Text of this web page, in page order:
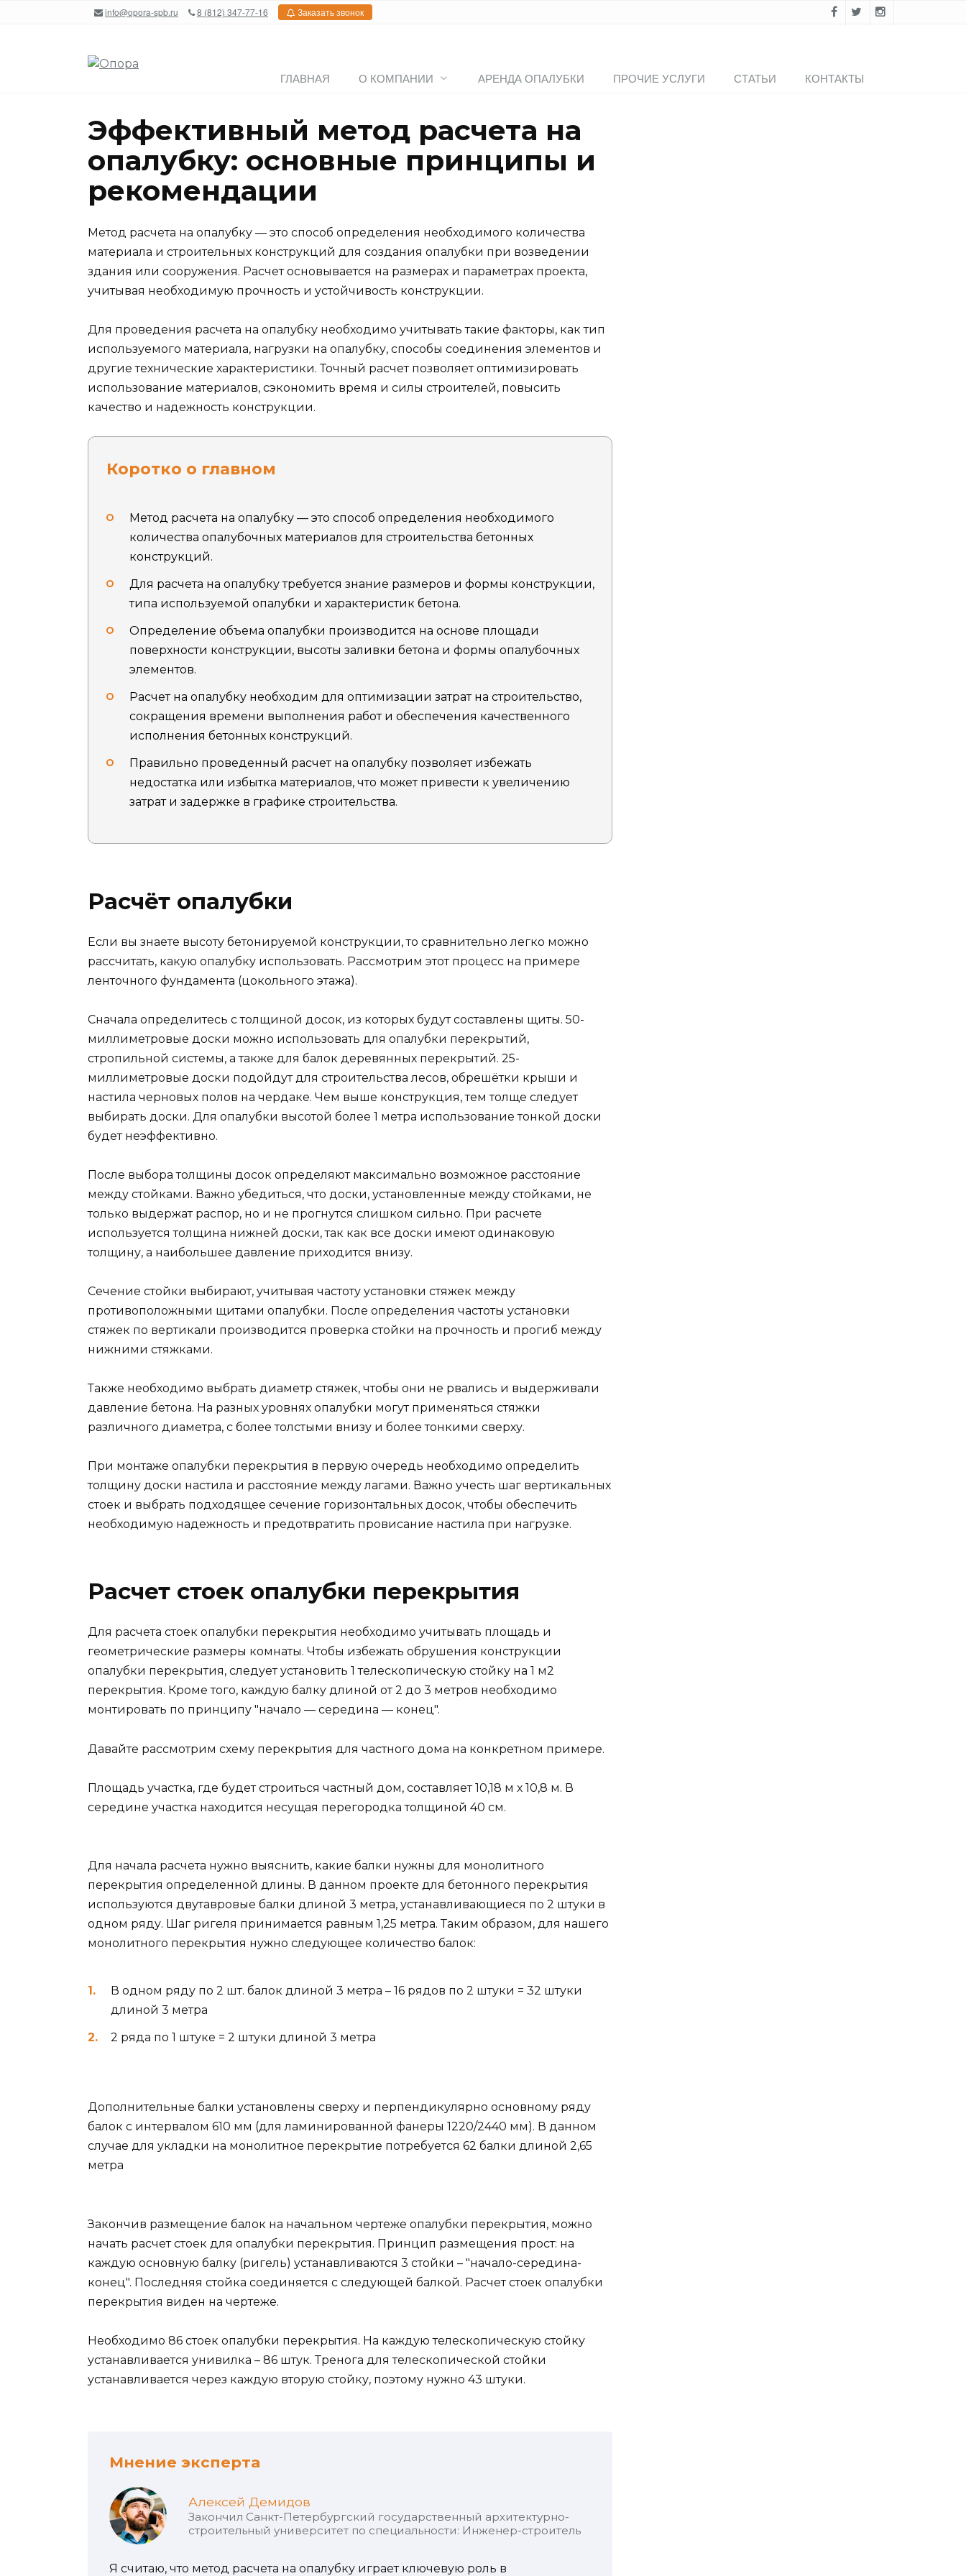
info@opora-spb.ru 8 (812) 347-77-16 Заказать звонок
ГЛАВНАЯ О КОМПАНИИ АРЕНДА ОПАЛУБКИ ПРОЧИЕ УСЛУГИ СТАТЬИ КОНТАКТЫ
Эффективный метод расчета на
опалубку: основные принципы и
рекомендации
Метод расчета на опалубку — это способ определения необходимого количества
материала и строительных конструкций для создания опалубки при возведении
здания или сооружения. Расчет основывается на размерах и параметрах проекта,
учитывая необходимую прочность и устойчивость конструкции.
Для проведения расчета на опалубку необходимо учитывать такие факторы, как тип
используемого материала, нагрузки на опалубку, способы соединения элементов и
другие технические характеристики. Точный расчет позволяет оптимизировать
использование материалов, сэкономить время и силы строителей, повысить
качество и надежность конструкции.
Коротко о главном
Метод расчета на опалубку — это способ определения необходимого
количества опалубочных материалов для строительства бетонных
конструкций.
Для расчета на опалубку требуется знание размеров и формы конструкции,
типа используемой опалубки и характеристик бетона.
Определение объема опалубки производится на основе площади
поверхности конструкции, высоты заливки бетона и формы опалубочных
элементов.
Расчет на опалубку необходим для оптимизации затрат на строительство,
сокращения времени выполнения работ и обеспечения качественного
исполнения бетонных конструкций.
Правильно проведенный расчет на опалубку позволяет избежать
недостатка или избытка материалов, что может привести к увеличению
затрат и задержке в графике строительства.
Расчёт опалубки
Если вы знаете высоту бетонируемой конструкции, то сравнительно легко можно
рассчитать, какую опалубку использовать. Рассмотрим этот процесс на примере
ленточного фундамента (цокольного этажа).
Сначала определитесь с толщиной досок, из которых будут составлены щиты. 50-
миллиметровые доски можно использовать для опалубки перекрытий,
стропильной системы, а также для балок деревянных перекрытий. 25-
миллиметровые доски подойдут для строительства лесов, обрешётки крыши и
настила черновых полов на чердаке. Чем выше конструкция, тем толще следует
выбирать доски. Для опалубки высотой более 1 метра использование тонкой доски
будет неэффективно.
После выбора толщины досок определяют максимально возможное расстояние
между стойками. Важно убедиться, что доски, установленные между стойками, не
только выдержат распор, но и не прогнутся слишком сильно. При расчете
используется толщина нижней доски, так как все доски имеют одинаковую
толщину, а наибольшее давление приходится внизу.
Сечение стойки выбирают, учитывая частоту установки стяжек между
противоположными щитами опалубки. После определения частоты установки
стяжек по вертикали производится проверка стойки на прочность и прогиб между
нижними стяжками.
Также необходимо выбрать диаметр стяжек, чтобы они не рвались и выдерживали
давление бетона. На разных уровнях опалубки могут применяться стяжки
различного диаметра, с более толстыми внизу и более тонкими сверху.
При монтаже опалубки перекрытия в первую очередь необходимо определить
толщину доски настила и расстояние между лагами. Важно учесть шаг вертикальных
стоек и выбрать подходящее сечение горизонтальных досок, чтобы обеспечить
необходимую надежность и предотвратить провисание настила при нагрузке.
Расчет стоек опалубки перекрытия
Для расчета стоек опалубки перекрытия необходимо учитывать площадь и
геометрические размеры комнаты. Чтобы избежать обрушения конструкции
опалубки перекрытия, следует установить 1 телескопическую стойку на 1 м2
перекрытия. Кроме того, каждую балку длиной от 2 до 3 метров необходимо
монтировать по принципу "начало — середина — конец".
Давайте рассмотрим схему перекрытия для частного дома на конкретном примере.
Площадь участка, где будет строиться частный дом, составляет 10,18 м х 10,8 м. В
середине участка находится несущая перегородка толщиной 40 см.
Для начала расчета нужно выяснить, какие балки нужны для монолитного
перекрытия определенной длины. В данном проекте для бетонного перекрытия
используются двутавровые балки длиной 3 метра, устанавливающиеся по 2 штуки в
одном ряду. Шаг ригеля принимается равным 1,25 метра. Таким образом, для нашего
монолитного перекрытия нужно следующее количество балок:
В одном ряду по 2 шт. балок длиной 3 метра – 16 рядов по 2 штуки = 32 штуки
длиной 3 метра
2 ряда по 1 штуке = 2 штуки длиной 3 метра
Дополнительные балки установлены сверху и перпендикулярно основному ряду
балок с интервалом 610 мм (для ламинированной фанеры 1220/2440 мм). В данном
случае для укладки на монолитное перекрытие потребуется 62 балки длиной 2,65
метра
Закончив размещение балок на начальном чертеже опалубки перекрытия, можно
начать расчет стоек для опалубки перекрытия. Принцип размещения прост: на
каждую основную балку (ригель) устанавливаются 3 стойки – "начало-середина-
конец". Последняя стойка соединяется с следующей балкой. Расчет стоек опалубки
перекрытия виден на чертеже.
Необходимо 86 стоек опалубки перекрытия. На каждую телескопическую стойку
устанавливается унивилка – 86 штук. Тренога для телескопической стойки
устанавливается через каждую вторую стойку, поэтому нужно 43 штуки.
Мнение эксперта
Алексей Демидов
Закончил Санкт-Петербургский государственный архитектурно-
строительный университет по специальности: Инженер-строитель
Я считаю, что метод расчета на опалубку играет ключевую роль в